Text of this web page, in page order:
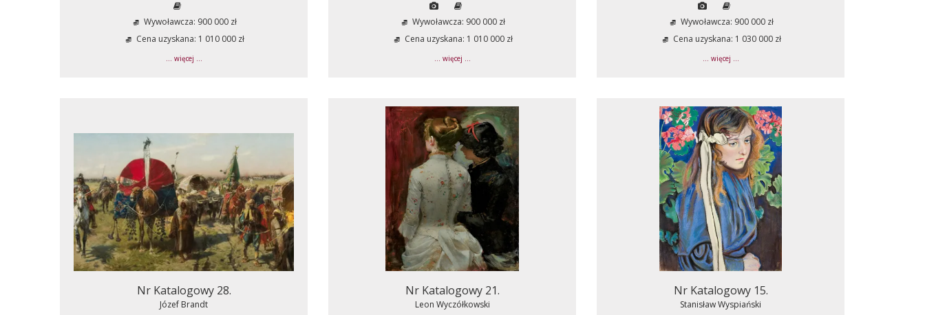
Wywoławcza: 900 000 zł
Cena uzyskana: 1 010 000 zł
... więcej ...
Wywoławcza: 900 000 zł
Cena uzyskana: 1 010 000 zł
... więcej ...
Wywoławcza: 900 000 zł
Cena uzyskana: 1 030 000 zł
... więcej ...
Nr Katalogowy 28.
Józef Brandt
Nr Katalogowy 21.
Leon Wyczółkowski
Nr Katalogowy 15.
Stanisław Wyspiański